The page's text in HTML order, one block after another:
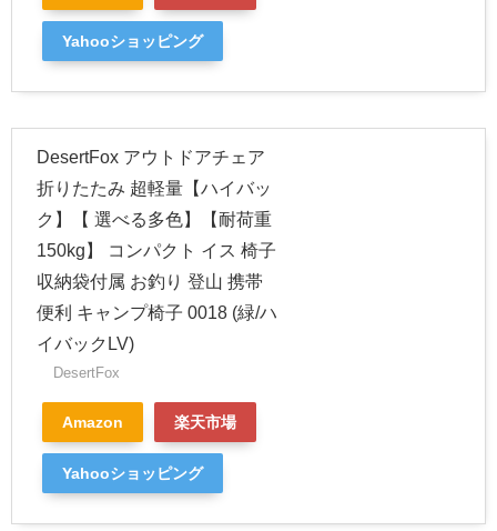
Yahooショッピング
DesertFox アウトドアチェア
折りたたみ 超軽量【ハイバッ
ク】【 選べる多色】【耐荷重
150kg】 コンパクト イス 椅子
収納袋付属 お釣り 登山 携帯
便利 キャンプ椅子 0018 (緑/ハ
イバックLV)
DesertFox
Amazon 楽天市場
Yahooショッピング